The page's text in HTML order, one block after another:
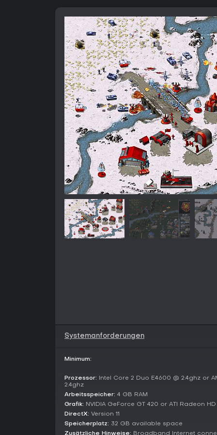
Systemanforderungen
Minimum:
Prozessor: Intel Core 2 Duo E4600 @ 2.4ghz or
2.4ghz
Arbeitsspeicher: 4 GB RAM
Grafik: NVIDIA GeForce GT 420 or ATI Radeon
DirectX: Version 11
Speicherplatz: 32 GB available space
Zusätzliche Hinweise: Broadband Internet